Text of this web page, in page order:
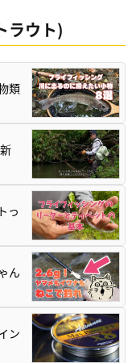
ラウト)
類
っ
ん
ン